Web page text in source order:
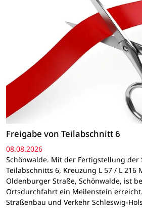
Freigabe von Teilabschnitt 6
08.08.2026
Schönwalde. Mit der Fertigstellung der
Teilabschnitts 6, Kreuzung L 57 / L 216
Oldenburger Straße, Schönwalde, ist
Ortsdurchfahrt ein Meilenstein
Straßenbau und Verkehr Schleswig-